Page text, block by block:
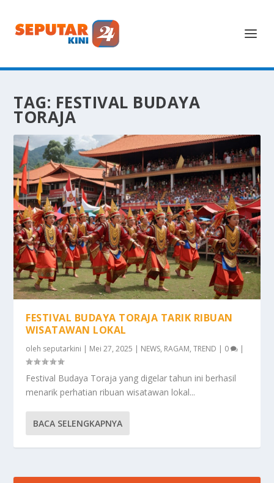
TAG: FESTIVAL BUDAYA
TORAJA
FESTIVAL BUDAYA TORAJA TARIK RIBUAN
WISATAWAN LOKAL
oleh seputarkini | Mei 27, 2025 | NEWS, RAGAM,TREND | 0 |
Festival Budaya Toraja yang digelar tahun ini berhasil
menarik perhatian ribuan wisatawan lokal...
BACA SELENGKAPNYA